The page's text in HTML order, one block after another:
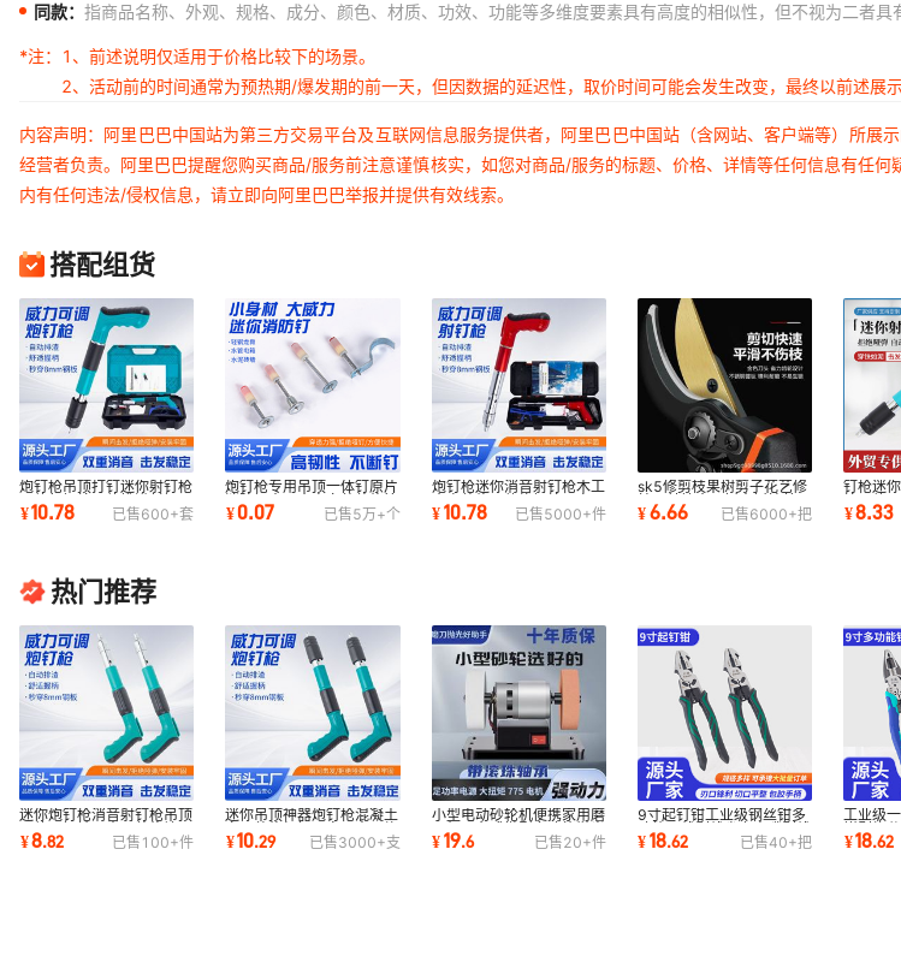
同款： 指商品名称、外观、规格、成分、颜色、材质、功效、功能等多维度要素具有高度的相似性，但不视为二者具
*注：
1、前述说明仅适用于价格比较下的场景。
2、活动前的时间通常为预热期/爆发期的前一天，但因数据的延迟性，取价时间可能会发生改变，最终以前述展
内容声明：阿里巴巴中国站为第三方交易平台及互联网信息服务提供者，阿里巴巴中国站（含网站、客户端等）所
经营者负责。阿里巴巴提醒您购买商品/服务前注意谨慎核实，如您对商品/服务的标题、价格、详情等任何信息有任
内有任何违法/侵权信息，请立即向阿里巴巴举报并提供有效线索。
搭配组货
炮钉枪吊顶打钉迷你射钉枪
一体气钉枪固体推进射钉器
工具静音设计
¥10.78 已售600+套
炮钉枪专用吊顶一体钉原片
消防钉木工水电安装装修管
卡钉气钉枪
¥0.07 已售5万+个
炮钉枪迷你消音射钉枪木工
水电装修一体炮钉枪固定器
静音吊顶配件
¥10.78 已售5000+件
sk5修剪枝果树剪子花艺修
枝园林摘水果树木树枝剪刀
枝条苗木花卉
¥6.66 已售6000+把
钉枪迷
枪一体
静音气钉
¥8.33
热门推荐
迷你炮钉枪消音射钉枪吊顶
一体固钉神器木工装修墙面
固定水电钉枪
¥8.82 已售 100+件
迷你吊顶神器炮钉枪混凝土
家用装修打钉固定器木工炮
钉枪气钉枪
¥10.29 已售3000+支
小型电动砂轮机便携家用磨
刀机器台式微型多功能抛光
打磨除锈工具
¥19.6 已售20+件
9寸起钉钳工业级钢丝钳多
功能压线剥线省力尖嘴剥线
钳批发钢丝绳
¥18.62 已售40+把
工业级
钳剥绕
多功能钢
¥18.62